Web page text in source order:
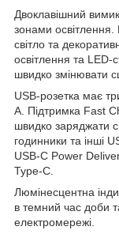
Двоклавішний
зонами
світло та
освітлення та LED-
швидко змінювати
USB-розетка має
A. Підтримка Fast
швидко заряджати
годинники та інші
USB-C Power
Type-C.
Люмінесцентна
в темний час доби
електромережі.